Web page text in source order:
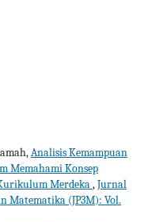
Analisis Kemampuan
Memahami Konsep
Merdeka,Jurnal
Matematika (JP3M): Vol.